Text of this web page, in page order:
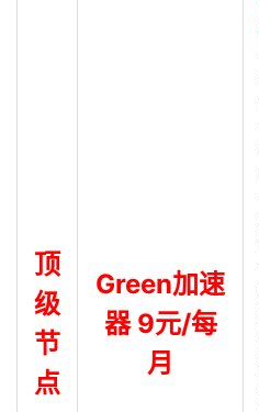
顶
级
节
点
Green加速
器 9元/每
月